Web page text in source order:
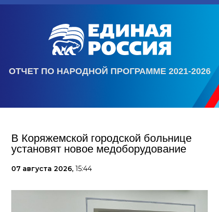
ОТЧЕТ ПО НАРОДНОЙ ПРОГРАММЕ 2021-2026
В Коряжемской городской больнице
установят новое медоборудование
07 августа 2026, 15:44